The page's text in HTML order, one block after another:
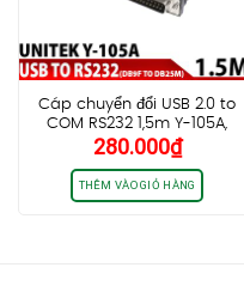
Cáp chuyển đổi USB 2.0 to
COM RS232 1,5m Y-105A,
kèm đầu chuyển DB9F sang
280.000₫
THÊM VÀO GIỎ HÀNG